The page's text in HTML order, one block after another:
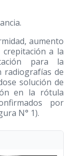
aumento
a la
para la
radiografías de
solución de
en la rótula
por
N° 1).